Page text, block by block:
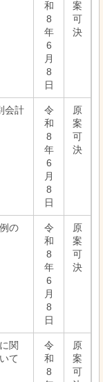
和
8
年
6
月
8
日
案
可
決
会計
令
和
8
年
6
月
8
日
原
案
可
決
の
令
和
8
年
6
月
8
日
原
案
可
決
関
て
令
和
8
原
案
可